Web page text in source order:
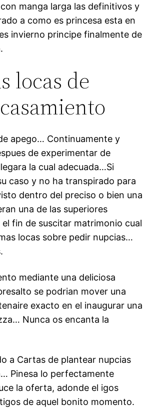
manga larga las definitivos y
a como es princesa esta en
invierno principe finalmente de
locas de
apego… Continuamente y
de experimentar de
la cual adecuada…Si
caso y no ha transpirado para
dentro del preciso o bien una
una de las superiores
fin de suscitar matrimonio cual
locas sobre pedir nupcias…
mediante una deliciosa
se podri­an mover una
exacto en el inaugurar una
Nunca os encanta la
a Cartas de plantear nupcias
Pinesa lo perfectamente
la oferta, adonde el igos
de aquel bonito momento.